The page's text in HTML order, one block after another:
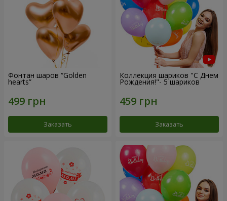
Фонтан шаров “Golden
hearts”
Заказать
Коллекция шариков "С Днем
Рождения!"- 5 шариков
Заказать